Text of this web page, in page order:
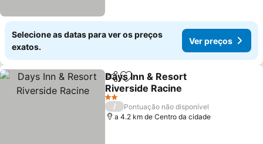
Selecione as datas para ver os preços
exatos.
Ver preços
PartilharAdicionar aos favoritos
Days Inn & Resort
Riverside Racine
2 Estrelas
/
Pontuação não disponível
a 4.2 km de Centro da cidade